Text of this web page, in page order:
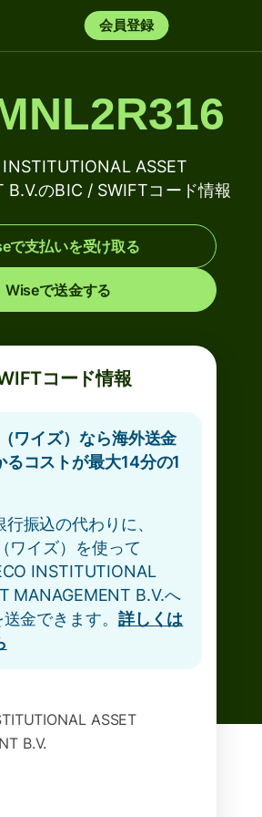
会員登録
INSTITUTIONAL ASSET
B.V.のBIC / SWIFTコード情報
で支払いを受け取る
Wiseで送金する
コード情報
ワイズ）なら海外送金
るコストが最大14分の1
行振込の代わりに、
ワイズ）を使って
INSTITUTIONAL
MANAGEMENT B.V.へ
金できます。 詳しくは
ASSET
B.V.